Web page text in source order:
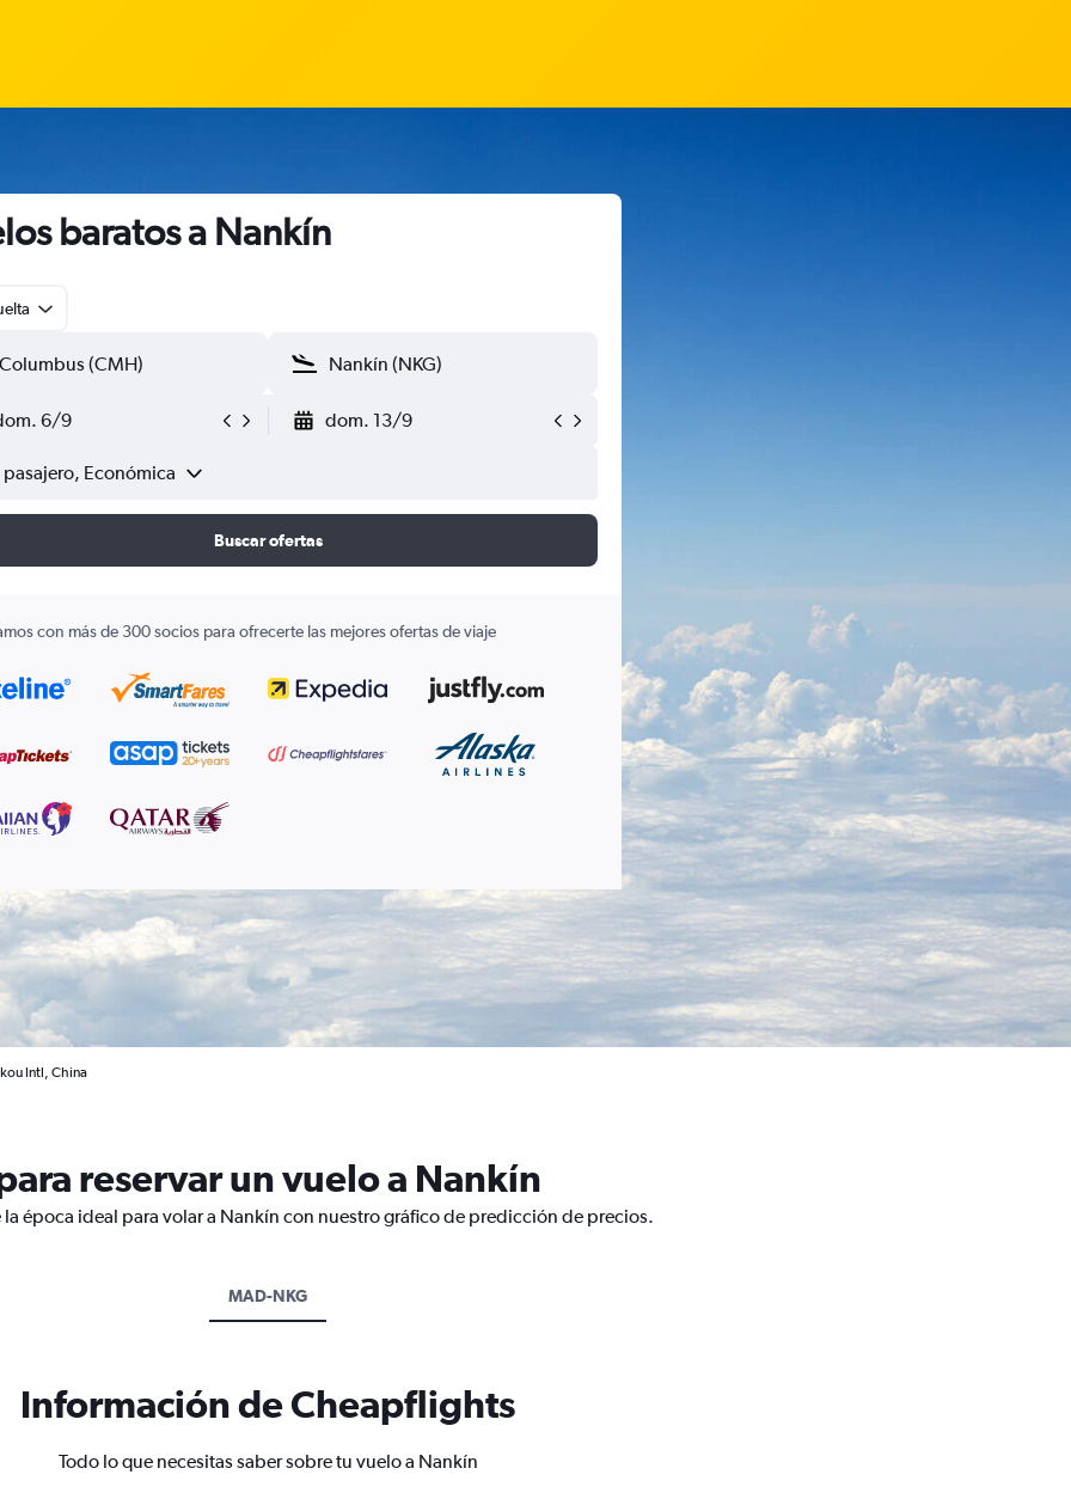
baratos a Nankín
6/9 dom. 13/9
pasajero, Económica
Buscar ofertas
con más de 300 socios para ofrecerte las mejores ofertas de viaje
Intl, China
reservar un vuelo a Nankín
época ideal para volar a Nankín con nuestro gráfico de predicción de precios.
MAD-NKG
Información de Cheapflights
Todo lo que necesitas saber sobre tu vuelo a Nankín